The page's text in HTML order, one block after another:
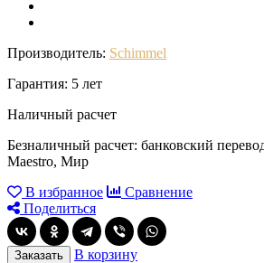
Производитель: Schimmel
Гарантия: 5 лет
Наличный расчет
Безналичный расчет: банковский
Maestro, Мир
В избранное
Сравнение
Поделиться
Заказать В корзину